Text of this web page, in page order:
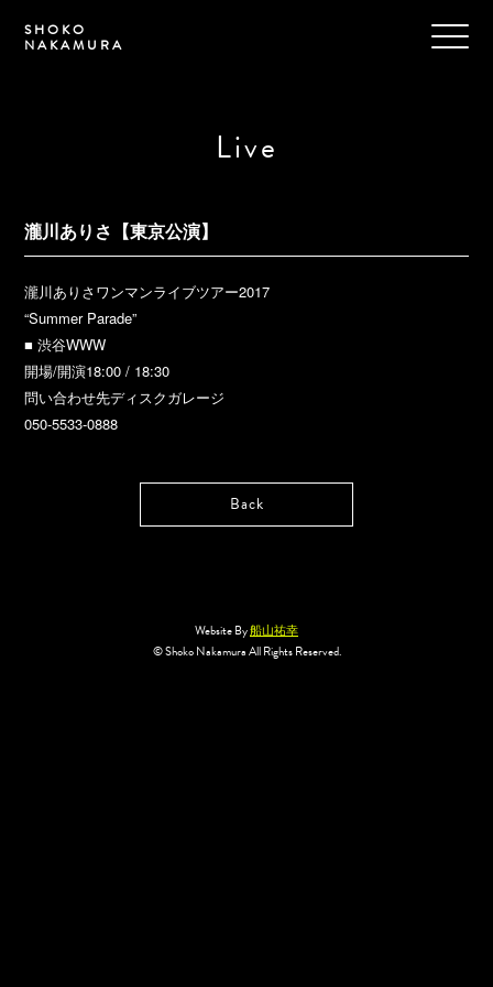
SHOKO
NAKAMURA
Live
瀧川ありさ【東京公演】
瀧川ありさワンマンライブツアー2017
“Summer Parade”
■ 渋谷WWW
開場/開演18:00 / 18:30
問い合わせ先ディスクガレージ
050-5533-0888
Back
Website By船山祐幸
© Shoko Nakamura All Rights Reserved.